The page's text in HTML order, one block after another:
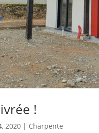
!
2020 | Charpente